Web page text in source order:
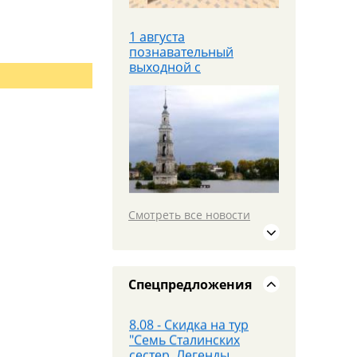
1 августа
познавательный
выходной с
теплоходной прогулкой
19 июля едем в
Смотреть все новости
Спецпредложения
Яроблтур открывает
продажи
дополнительного
автобуса в
Санкт‑Петербург с
"Семь Сталинских
сестер. Легенды